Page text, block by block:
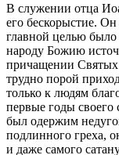
В служении отца
его бескорыстие.
главной целью было
народу Божию
причащении
трудно порой
только к людям
первые годы
был одержим
подлинного греха,
и даже самого